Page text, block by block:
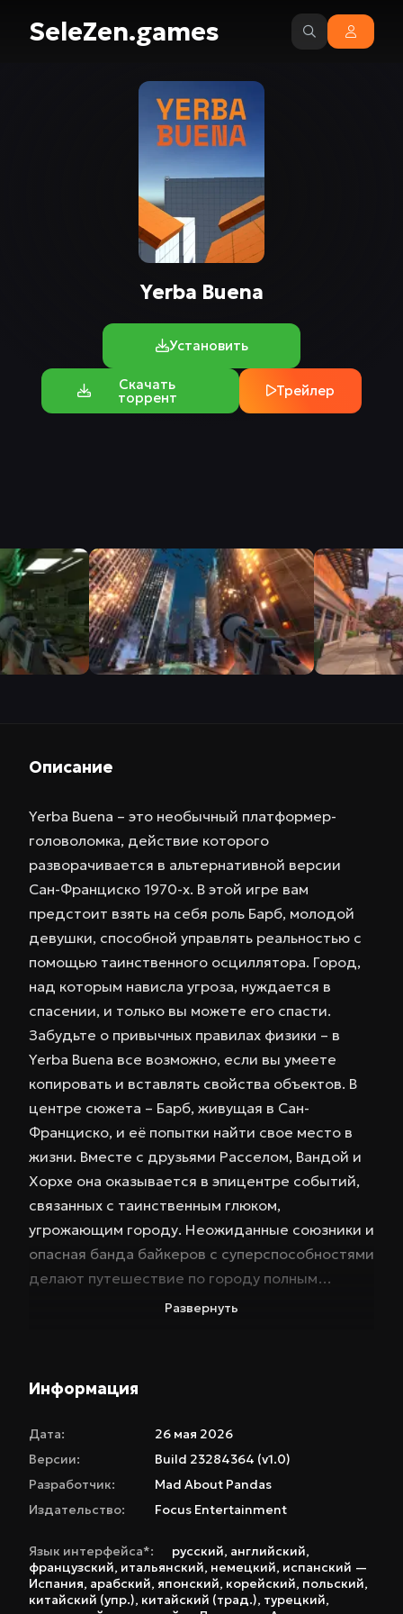
SeleZen.games
Yerba Buena
Установить
Скачать
торрент Трейлер
Описание
Yerba Buena – это необычный платформер-
головоломка, действие которого
разворачивается в альтернативной версии
Сан-Франциско 1970-х. В этой игре вам
предстоит взять на себя роль Барб, молодой
девушки, способной управлять реальностью с
помощью таинственного осциллятора. Город,
над которым нависла угроза, нуждается в
спасении, и только вы можете его спасти.
Забудьте о привычных правилах физики – в
Yerba Buena все возможно, если вы умеете
копировать и вставлять свойства объектов. В
центре сюжета – Барб, живущая в Сан-
Франциско, и её попытки найти свое место в
жизни. Вместе с друзьями Расселом, Вандой и
Хорхе она оказывается в эпицентре событий,
связанных с таинственным глюком,
угрожающим городу. Неожиданные союзники и
опасная банда байкеров с суперспособностями
делают путешествие по городу полным
сюрпризов и неожиданных поворотов.
Геймплей Yerba Buena строится вокруг
окружающую среду – превращайте стол в
трамплин, отправляйте дома в полет или
создавайте воздушные мосты из стен.
Исследуйте детализированный город,
решайте головоломки, требующие
нестандартного мышления, и сражайтесь с
Развернуть
Информация
Дата:
26 мая 2026
Версии:
Build 23284364 (v1.0)
Разработчик:
Mad About Pandas
Издательство:
Focus Entertainment
Язык интерфейса*: русский, английский,
французский, итальянский, немецкий, испанский —
Испания, арабский, японский, корейский, польский,
китайский (упр.), китайский (трад.), турецкий,